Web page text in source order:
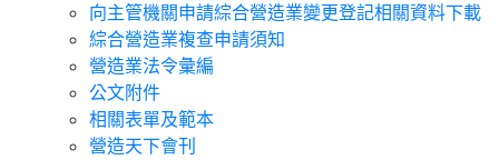
向主管機關申請綜合營造業變更登記相關資料下載
綜合營造業複查申請須知
營造業法令彙編
公文附件
相關表單及範本
營造天下會刊